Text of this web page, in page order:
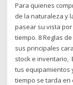
Para quienes
de la naturaleza y
pasear su vista
tiempo. 8 Reglas
sus principales
stock e inventario,
tus equipamientos
tiempo se tarda en